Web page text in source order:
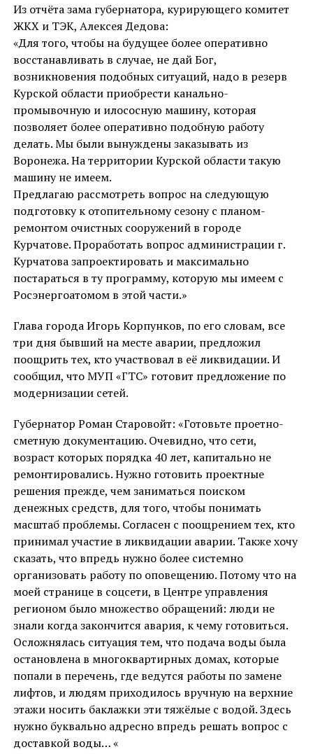
Из отчëта зама губернатора, курирующего комитет
ЖКХ и ТЭК, Алексея Дедова:
«Для того, чтобы на будущее более оперативно
восстанавливать в случае, не дай Бог,
возникновения подобных ситуаций, надо в резерв
Курской области приобрести канально-
промывочную и илососную машину, которая
позволяет более оперативно подобную работу
делать. Мы были вынуждены заказывать из
Воронежа. На территории Курской области такую
машину не имеем.
Предлагаю рассмотреть вопрос на следующую
подготовку к отопительному сезону с планом-
ремонтом очистных сооружений в городе
Курчатове. Проработать вопрос администрации г.
Курчатова запроектировать и максимально
постараться в ту программу, которую мы имеем с
Росэнергоатомом в этой части.»
Глава города Игорь Корпунков, по его словам, все
три дня бывший на месте аварии, предложил
поощрить тех, кто участвовал в еë ликвидации. И
сообщил, что МУП «ГТС» готовит предложение по
модернизации сетей.
Губернатор Роман Старовойт: «Готовьте проетно-
сметную документацию. Очевидно, что сети,
возраст которых порядка 40 лет, капитально не
ремонтировались. Нужно готовить проектные
решения прежде, чем заниматься поиском
денежных средств, для того, чтобы понимать
масштаб проблемы. Согласен с поощрением тех, кто
принимал участие в ликвидации аварии. Также хочу
сказать, что впредь нужно более системно
организовать работу по оповещению. Потому что на
моей странице в соцсети, в Центре управления
регионом было множество обращений: люди не
знали когда закончится авария, к чему готовиться.
Осложнялась ситуация тем, что подача воды была
остановлена в многоквартирных домах, которые
попали в перечень, где ведутся работы по замене
лифтов, и людям приходилось вручную на верхние
этажи носить баклажки эти тяжëлые с водой. Здесь
нужно буквально адресно впредь решать вопрос с
доставкой воды… «